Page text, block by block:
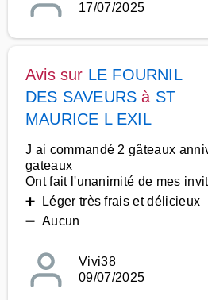
17/07/2025
Avis sur LE FOURNIL
DES SAVEURS à ST
MAURICE L EXIL
J ai commandé 2 gâteaux
gateaux
Ont fait l'unanimité de mes
➕ Léger très frais et délicieux
➖ Aucun
Vivi38
09/07/2025